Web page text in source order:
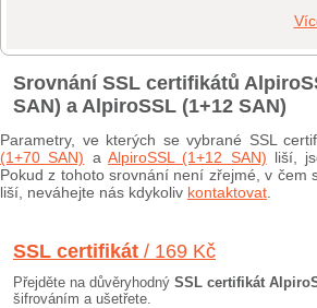
Srovnání SSL certifikátů
SAN) a AlpiroSSL (1+12 SAN)
Parametry, ve kterých se vybrané SSL
(1+70 SAN) aAlpiroSSL (1+12 SAN) liší,
Pokud z tohoto srovnání není zřejmé, v čem
liší, neváhejte nás kdykoliv kontaktovat
SSL certifikát / 169 Kč
Přejděte na důvěryhodný SSL certifikát
šifrováním a ušetřete.